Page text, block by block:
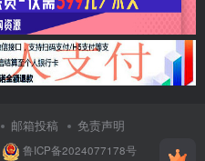
邮箱投稿 免责声明
鲁ICP备2024077178号